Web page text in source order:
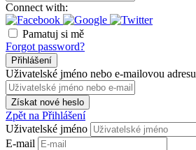
Connect with:
Pamatuj si mě
Forgot password?
Přihlášení
Uživatelské jméno nebo e-mailovou adresu
Získat nové heslo
Zpět na Přihlášení
Uživatelské jméno
E-mail